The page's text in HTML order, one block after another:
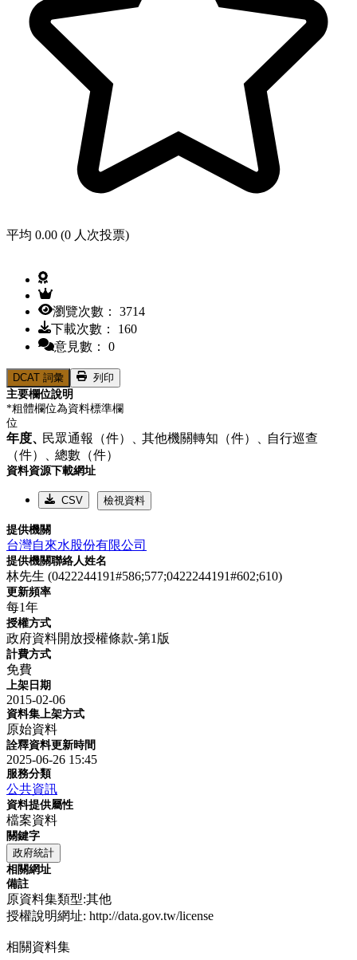
平均 0.00 (0 人次投票)
瀏覽次數： 3714
下載次數： 160
意見數： 0
DCAT 詞彙
列印
主要欄位說明
*粗體欄位為資料標準欄
位
年度、民眾通報（件）、其他機關轉知（件）、自行巡查
（件）、總數（件）
資料資源下載網址
CSV 檢視資料
提供機關
台灣自來水股份有限公司
提供機關聯絡人姓名
林先生 (0422244191#586;577;0422244191#602;610)
更新頻率
每1年
授權方式
政府資料開放授權條款-第1版
計費方式
免費
上架日期
2015-02-06
資料集上架方式
原始資料
詮釋資料更新時間
2025-06-26 15:45
服務分類
公共資訊
資料提供屬性
檔案資料
關鍵字
政府統計
相關網址
備註
原資料集類型:其他
授權說明網址: http://data.gov.tw/license
相關資料集